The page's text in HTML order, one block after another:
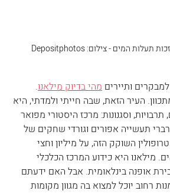
ותיירים מהי בדיוק מילאנו.
העיר הזאת, שבה חייתי ולמדתי, היא
וסגנונות: מרכז היסטורי מפואר
תעשייה אפורים וגורדי שחקים של
השוקק הזה, על מיליון וחצי
מילאנו היא כידוע המרכז הכלכלי
אופנה בינלאומית. אבל האם ידעתם
רחוב יוכל למצוא בה מגוון מקומות